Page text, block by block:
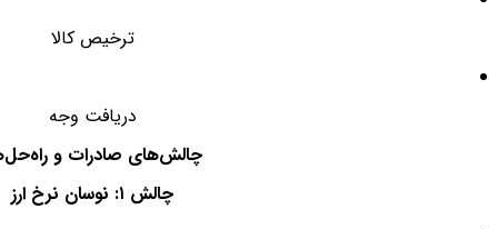
ترخیص کالا
دریافت وجه
چالش‌های صادرات و
چالش ۱: نوسان نرخ ارز